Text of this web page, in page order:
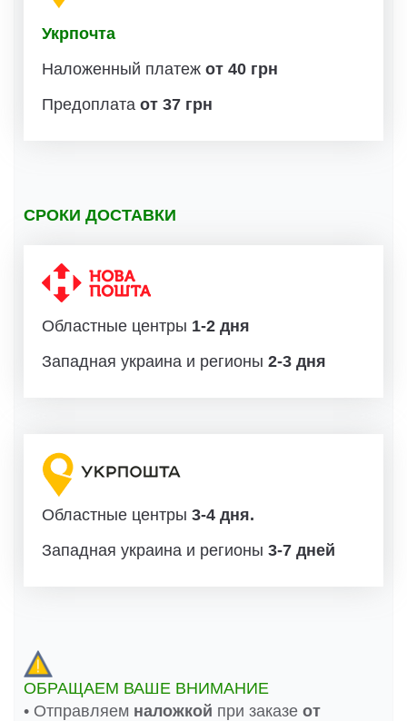
Укрпочта
Наложенный платеж от 40 грн
Предоплата от 37 грн
СРОКИ ДОСТАВКИ
Областные центры 1-2 дня
Западная украина и регионы 2-3 дня
Областные центры 3-4 дня.
Западная украина и регионы 3-7 дней
ОБРАЩАЕМ ВАШЕ ВНИМАНИЕ
• Отправляем наложкой при заказе от